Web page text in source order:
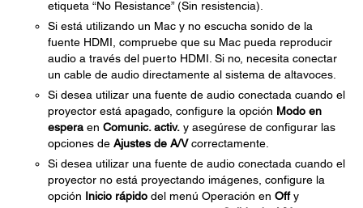
etiqueta “No Resistance” (Sin resistencia).
Si está utilizando un Mac y no escucha sonido de la
fuente HDMI, compruebe que su Mac pueda reproducir
audio a través del puerto HDMI. Si no, necesita conectar
un cable de audio directamente al sistema de altavoces.
Si desea utilizar una fuente de audio conectada cuando el
proyector está apagado, configure la opción Modo en
espera en Comunic. activ. y asegúrese de configurar las
opciones de Ajustes de A/Vcorrectamente.
Si desea utilizar una fuente de audio conectada cuando el
proyector no está proyectando imágenes, configure la
opción Inicio rápido del menú Operación en Offy